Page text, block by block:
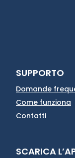
SUPPORTO
Domande
Come funziona
Contatti
SCARICA